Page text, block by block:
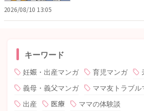
2026/08/10 13:05
キーワード
妊娠・出産マンガ 育児マンガ
義母・義父マンガ
ママ友トラブル
出産
医療 ママの体験談